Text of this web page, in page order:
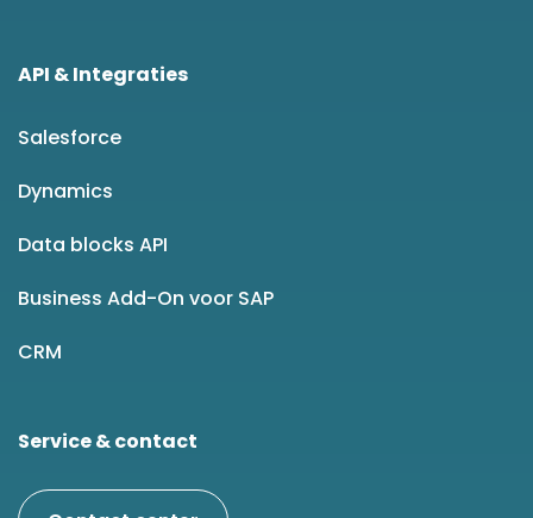
API & Integraties
Salesforce
Dynamics
Data blocks API
Business Add-On voor SAP
CRM
Service & contact